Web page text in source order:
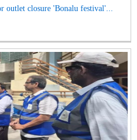
outlet closure 'Bonalu festival'...